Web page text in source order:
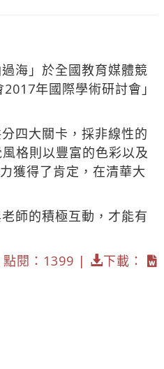
海」於全國教育媒體競
年國際學術研討會」
四大關卡，採非線性的
格則以豐富的色彩以及
獲得了肯定，在清華大
師的積極互動，才能有
點閱：1399 | 下載：